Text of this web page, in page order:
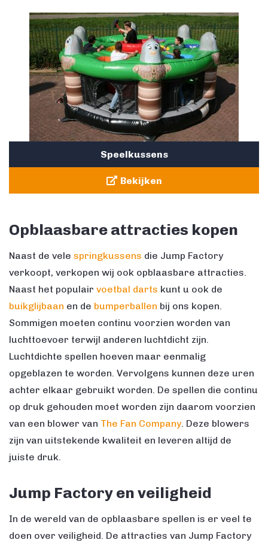
Speelkussens
Bekijken
Opblaasbare attracties kopen
Naast de vele springkussens die Jump Factory
verkoopt, verkopen wij ook opblaasbare attracties.
Naast het populair voetbal darts kunt u ook de
buikglijbaan en de bumperballen bij ons kopen.
Sommigen moeten continu voorzien worden van
luchttoevoer terwijl anderen luchtdicht zijn.
Luchtdichte spellen hoeven maar eenmalig
opgeblazen te worden. Vervolgens kunnen deze uren
achter elkaar gebruikt worden. De spellen die continu
op druk gehouden moet worden zijn daarom voorzien
van een blower van The Fan Company. Deze blowers
zijn van uitstekende kwaliteit en leveren altijd de
juiste druk.
Jump Factory en veiligheid
In de wereld van de opblaasbare spellen is er veel te
doen over veiligheid. De attracties van Jump Factory